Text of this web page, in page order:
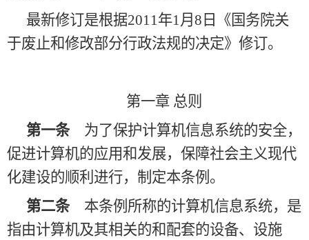
最新修订是根据2011年1月8日《国务院关
于废止和修改部分行政法规的决定》修订。
第一章 总则
第一条 为了保护计算机信息系统的安全，
促进计算机的应用和发展，保障社会主义现代
化建设的顺利进行，制定本条例。
第二条 本条例所称的计算机信息系统，是
指由计算机及其相关的和配套的设备、设施